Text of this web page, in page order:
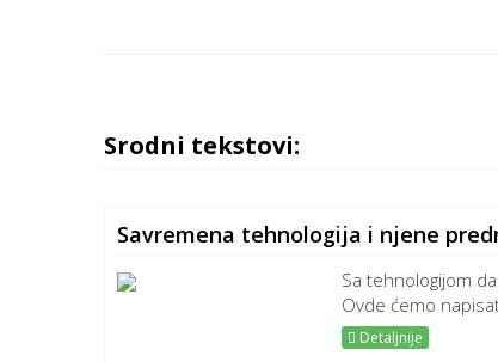
Srodni tekstovi:
Savremena tehnologija i njene
Sa tehnologijom
Ovde ćemo
Detaljnije